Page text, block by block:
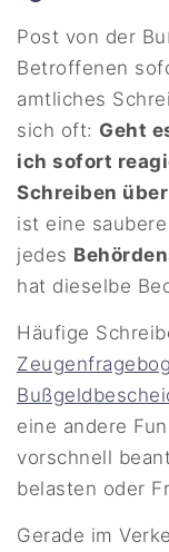
Post von der
Betroffenen
amtliches
sich oft: Geht
ich sofort
Schreiben
ist eine
jedes
hat dieselbe
Häufige
eine andere
vorschnell
belasten oder
Gerade im